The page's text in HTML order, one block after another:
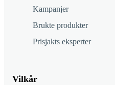
Kampanjer
Brukte produkter
Prisjakts eksperter
Vilkår